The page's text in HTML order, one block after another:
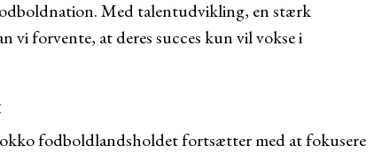
Med talentudvikling, en stærk
forvente, at deres succes kun vil vokse i
fodboldlandsholdet fortsætter med at fokusere